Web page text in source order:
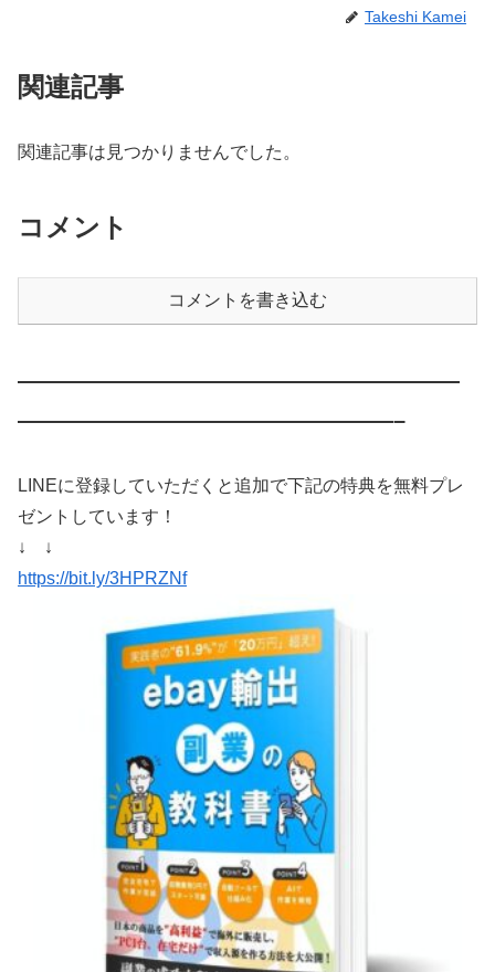
Takeshi Kamei
関連記事
関連記事は見つかりませんでした。
コメント
コメントを書き込む
————————————————————
—————————————————–
LINEに登録していただくと追加で下記の特典を無料プレ
ゼントしています！
↓ ↓
https://bit.ly/3HPRZNf